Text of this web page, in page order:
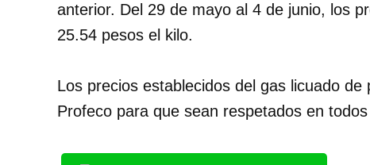
anterior. Del 29 de mayo al 4 de junio, los
25.54 pesos el kilo.
Los precios establecidos del gas licuado
Profeco para que sean respetados en